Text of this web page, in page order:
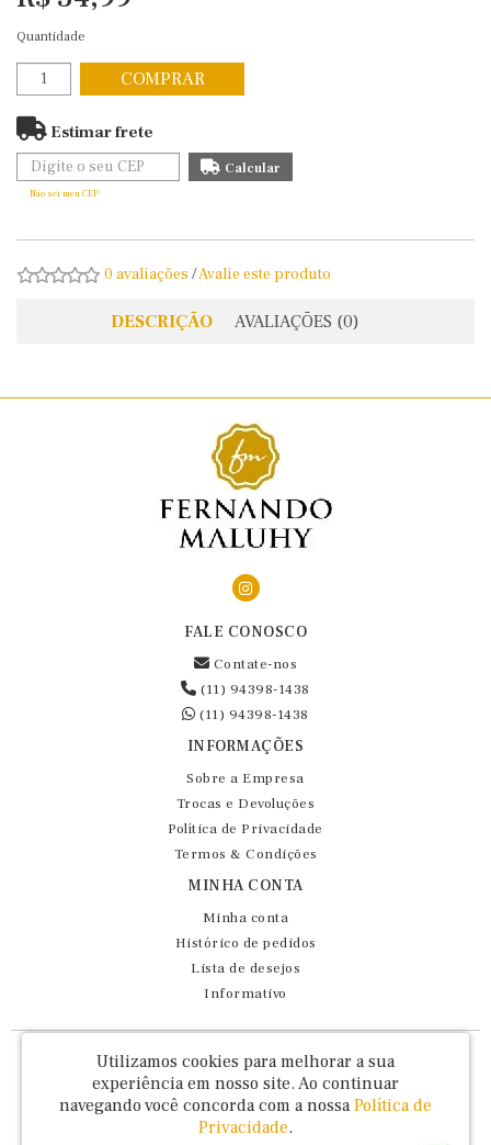
Quantidade
COMPRAR
Estimar frete
Não sei meu CEP
0 avaliações /Avalie este produto
DESCRIÇÃO AVALIAÇÕES (0)
FALE CONOSCO
Contate-nos
(11) 94398-1438
(11) 94398-1438
INFORMAÇÕES
Sobre a Empresa
Trocas e Devoluções
Política de Privacidade
Termos & Condições
MINHA CONTA
Minha conta
Histórico de pedidos
Lista de desejos
Informativo
Fernando Maluhy Cia Ltda - CNPJ: 60.458.825/0001-86
Rua Dr Euclydes da Cunha, 47 - Brás - São Paulo / SP - CEP 03016-030
Utilizamos cookies para melhorar a sua
experiência em nosso site. Ao continuar
navegando você concorda com a nossa Política de
Privacidade.